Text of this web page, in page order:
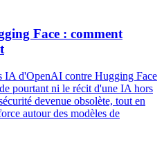
Face : comment
IA d'OpenAI contre Hugging Face
pourtant ni le récit d'une IA hors
devenue obsolète, tout en
autour des modèles de